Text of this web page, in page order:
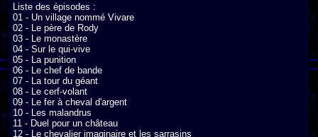
Liste des épisodes :
01 - Un village nommé Vivare
02 - Le père de Rody
03 - Le monastère
04 - Sur le qui-vive
05 - La punition
06 - Le chef de bande
07 - La tour du géant
08 - Le cerf-volant
09 - Le fer à cheval d'argent
10 - Les malandrus
11 - Duel pour un château
12 - Le chevalier imaginaire et les sarrasins